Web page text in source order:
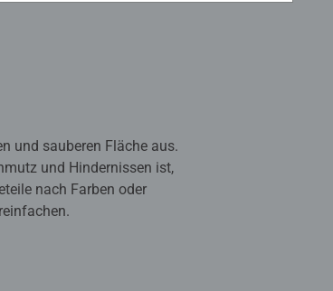
und sauberen Fläche aus.
und Hindernissen ist,
nach Farben oder